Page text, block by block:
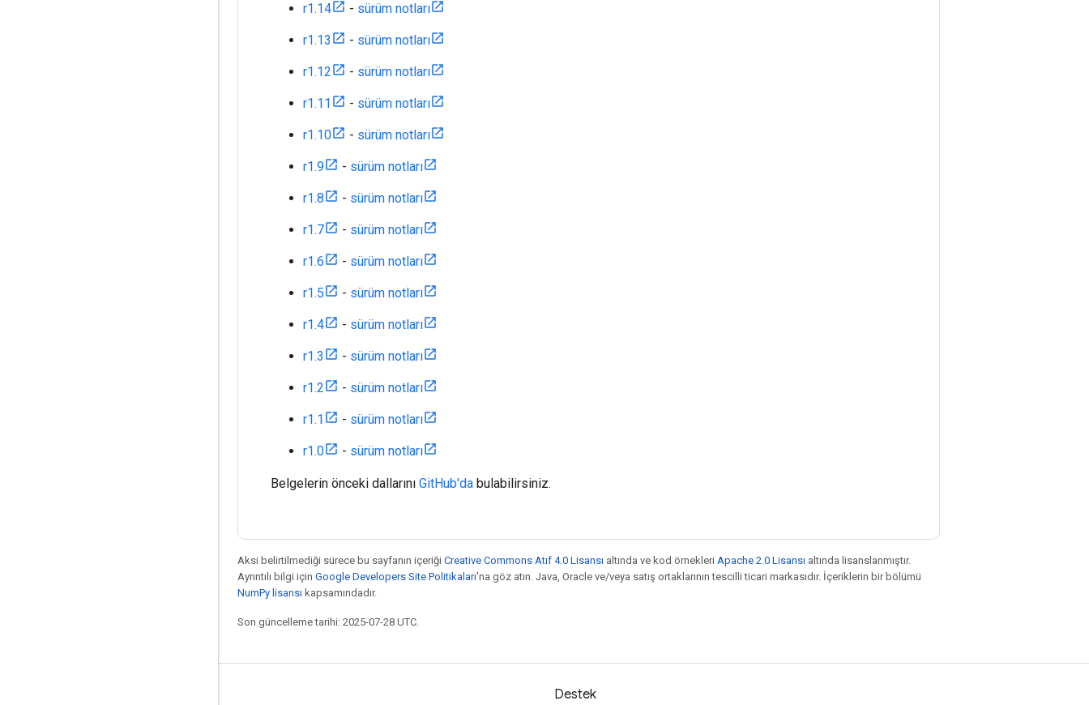
r1.14 - sürüm notları
r1.13 - sürüm notları
r1.12 - sürüm notları
r1.11 - sürüm notları
r1.10 - sürüm notları
r1.9 - sürüm notları
r1.8 - sürüm notları
r1.7 - sürüm notları
r1.6 - sürüm notları
r1.5 - sürüm notları
r1.4 - sürüm notları
r1.3 - sürüm notları
r1.2 - sürüm notları
r1.1 - sürüm notları
r1.0 - sürüm notları
Belgelerin önceki dallarını GitHub'da bulabilirsiniz.
Aksi belirtilmediği sürece bu sayfanın içeriği Creative Commons Atıf 4.0 Lisansı altında ve kod örnekleri Apache 2.0 Lisansı altında lisanslanmıştır.
Ayrıntılı bilgi için Google Developers Site Politikaları'na göz atın. Java, Oracle ve/veya satış ortaklarının tescilli ticari markasıdır. İçeriklerin bir bölümü
NumPy lisansı kapsamındadır.
Son güncelleme tarihi: 2025-07-28 UTC.
Destek